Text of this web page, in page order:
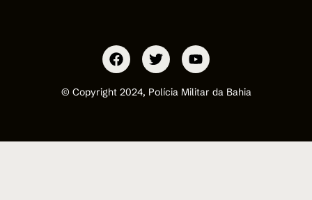
© Copyright 2024, Polícia Militar da Bahia